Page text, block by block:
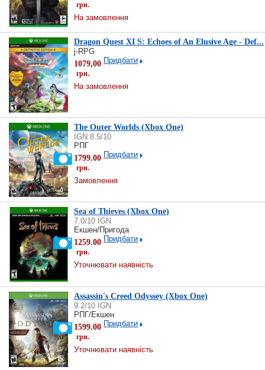
грн.
На замовлення
Dragon Quest XI S: Echoes of An Elusive Age - Def...
j-RPG
1079,00
грн.
Придбати
На замовлення
The Outer Worlds (Xbox One)
IGN 8.5/10
РПГ
1799.00
грн.
Придбати
Замовлення
Sea of ​​Thieves (Xbox One)
7.0/10 IGN
Екшен/Пригода
1259.00
грн.
Придбати
Уточнювати наявність
Assassin's Creed Odyssey (Xbox One)
9.2/10 IGN
РПГ/Екшен
1599.00
грн.
Придбати
Уточнювати наявність